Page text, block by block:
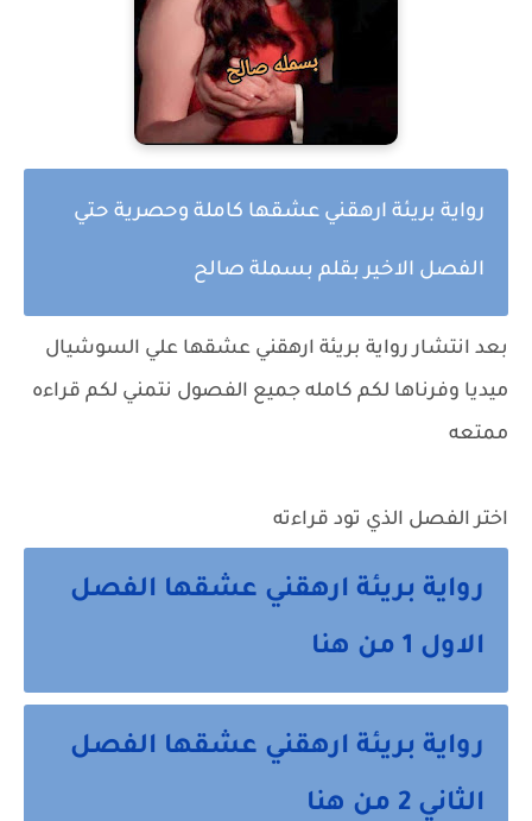
رواية بريئة ارهقني عشقها كاملة وحصرية حتي
الفصل الاخير بقلم بسملة صالح
بعد انتشار رواية بريئة ارهقني عشقها علي السوشيال
ميديا وفرناها لكم كامله جميع الفصول نتمني لكم قراءه
ممتعه
اختر الفصل الذي تود قراءته
رواية بريئة ارهقني عشقها الفصل
الاول 1 من هنا
رواية بريئة ارهقني عشقها الفصل
الثاني 2 من هنا